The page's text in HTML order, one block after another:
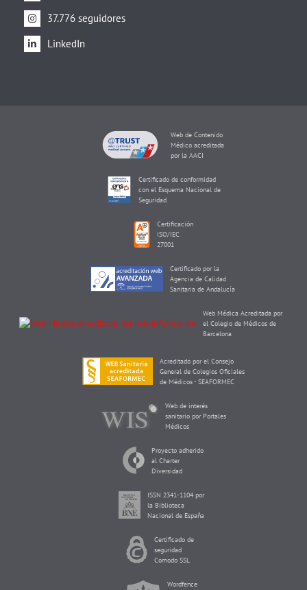
37.776 seguidores
LinkedIn
Web de Contenido
Médico acreditada
por la AACI
Certificado de conformidad
con el Esquema Nacional de
Seguridad
Certificación
ISO/IEC
27001
Certificado por la
Agencia de Calidad
Sanitaria de Andalucía
Web Médica Acreditada por
el Colegio de Médicos de
Barcelona
Acreditado por el Consejo
General de Colegios Oficiales
de Médicos - SEAFORMEC
Web de interés
sanitario por Portales
Médicos
Proyecto adherido
al Charter
Diversidad
ISSN 2341-1104 por
la Biblioteca
Nacional de España
Certificado de
seguridad
Comodo SSL
Wordfence